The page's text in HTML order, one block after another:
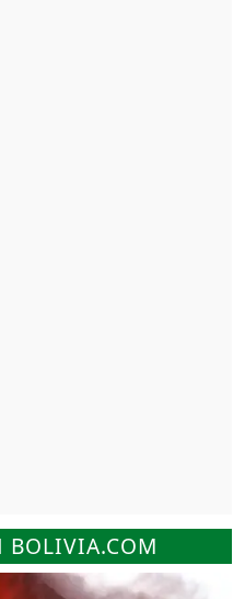
BOLIVIA.COM